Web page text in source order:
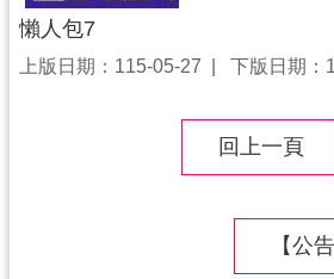
懶人包7
上版日期：115-05-27 下版日期：
回上一頁
【公